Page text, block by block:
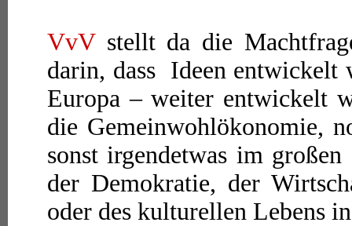
VvVstellt da die
darin, dass Ideen entwickelt
Europa – weiter entwickelt
die Gemeinwohlökonomie,
sonst irgendetwas im
der Demokratie, der
oder des kulturellen Lebens